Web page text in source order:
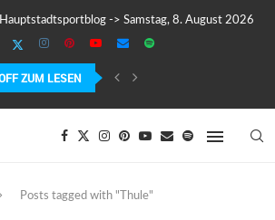
-> Samstag, 8. August 2026
ZUM LESEN
– LEICHT, SCHNELL...
42,195 KILOMETER PURE VERRÜCKTHEIT,
Posts tagged with "Thule"